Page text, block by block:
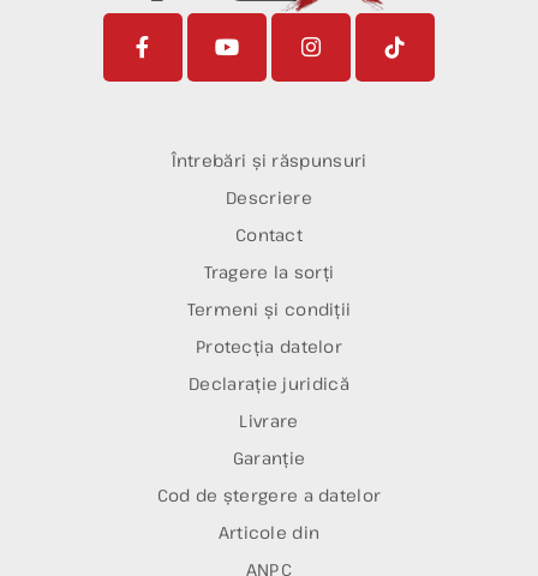
Întrebări și răspunsuri
Descriere
Contact
Tragere la sorți
Termeni și condiții
Protecția datelor
Declarație juridică
Livrare
Garanție
Cod de ștergere a datelor
Articole din
ANPC